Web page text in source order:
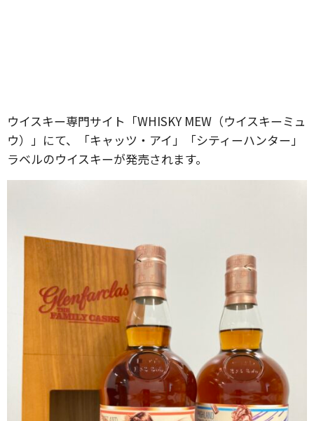
ウイスキー専門サイト「WHISKY MEW（ウイスキーミュ
ウ）」にて、「キャッツ・アイ」「シティーハンター」
ラベルのウイスキーが発売されます。